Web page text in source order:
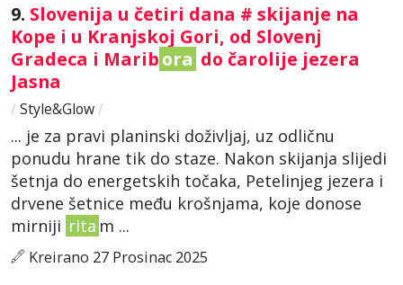
9. Slovenija u četiri dana # skijanje na
Kope i u Kranjskoj Gori, od Slovenj
Gradeca i Maribora do čarolije jezera
Jasna
/ Style&Glow/
... je za pravi planinski doživljaj, uz odličnu
ponudu hrane tik do staze. Nakon skijanja slijedi
šetnja do energetskih točaka, Petelinjeg jezera i
drvene šetnice među krošnjama, koje donose
mirniji rita m ...
Kreirano 27 Prosinac 2025